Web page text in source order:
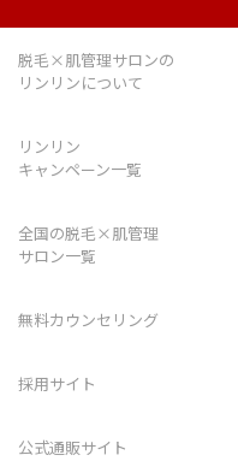
脱毛×肌管理サロンの
リンリンについて
リンリン
キャンペーン一覧
全国の脱毛×肌管理
サロン一覧
無料カウンセリング
採用サイト
公式通販サイト